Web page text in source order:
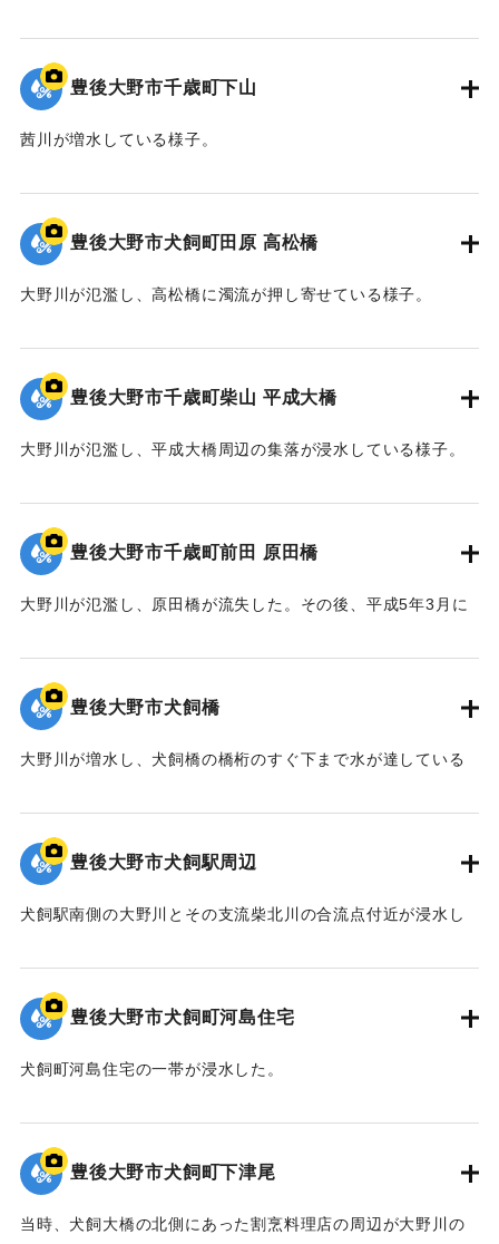
｜固有コード:00990066
豊後大野市千歳町下山
茜川が増水している様子。
｜固有コード:00990065
豊後大野市犬飼町田原 高松橋
大野川が氾濫し、高松橋に濁流が押し寄せている様子。
｜固有コード:00990063
豊後大野市千歳町柴山 平成大橋
大野川が氾濫し、平成大橋周辺の集落が浸水している様子。
｜固有コード:00990062
豊後大野市千歳町前田 原田橋
大野川が氾濫し、原田橋が流失した。その後、平成5年3月に
｜固有コード:
豊後大野市犬飼橋
大野川が増水し、犬飼橋の橋桁のすぐ下まで水が達している
｜固有コード:
豊後大野市犬飼駅周辺
犬飼駅南側の大野川とその支流柴北川の合流点付近が浸水し
1枚目の写真は県道が浸水した様子を南向きに撮影したもの。
2枚目の写真は大野川と柴北川の合流点を東向きに撮影したも
の。
【出典：宗教法人浄流寺】
豊後大野市犬飼町河島住宅
犬飼町河島住宅の一帯が浸水した。
り、
1960年代までは柴北川の流路であった。
【出典：宗教法人浄流寺】
豊後大野市犬飼町下津尾
当時、犬飼大橋の北側にあった割烹料理店の周辺が大野川の